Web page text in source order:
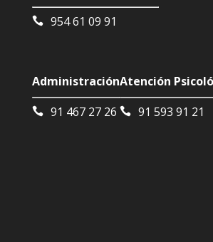
954 61 09 91
Administración
91 467 27 26
Atención
91 593 91 21